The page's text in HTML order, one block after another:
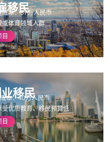
移民
成本：37万人民币
或体育领域人群
移民
本：40万人民币
优质教育、移民预算低